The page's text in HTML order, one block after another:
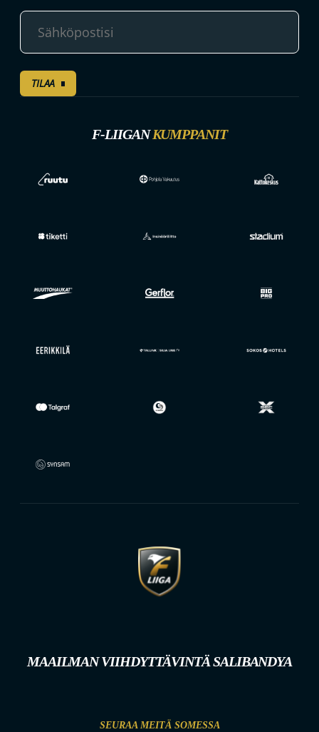
TILAA
F-LIIGANKUMPPANIT
MAAILMAN VIIHDYTTÄVINTÄ SALIBANDYA
SEURAA MEITÄ SOMESSA